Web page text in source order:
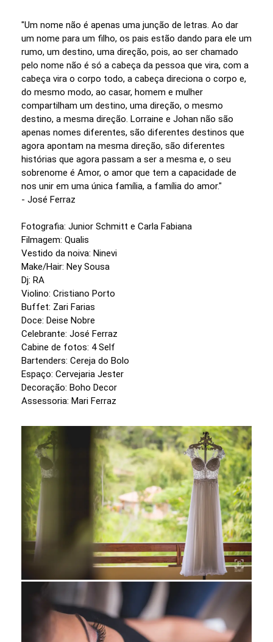
"Um nome não é apenas uma junção de letras. Ao dar
um nome para um filho, os pais estão dando para ele um
rumo, um destino, uma direção, pois, ao ser chamado
pelo nome não é só a cabeça da pessoa que vira, com a
cabeça vira o corpo todo, a cabeça direciona o corpo e,
do mesmo modo, ao casar, homem e mulher
compartilham um destino, uma direção, o mesmo
destino, a mesma direção. Lorraine e Johan não são
apenas nomes diferentes, são diferentes destinos que
agora apontam na mesma direção, são diferentes
histórias que agora passam a ser a mesma e, o seu
sobrenome é Amor, o amor que tem a capacidade de
nos unir em uma única família, a família do amor."
- José Ferraz
Fotografia: Junior Schmitt e Carla Fabiana
Filmagem: Qualis
Vestido da noiva: Ninevi
Make/Hair: Ney Sousa
Dj: RA
Violino: Cristiano Porto
Buffet: Zari Farias
Doce: Deise Nobre
Celebrante: José Ferraz
Cabine de fotos: 4 Self
Bartenders: Cereja do Bolo
Espaço: Cervejaria Jester
Decoração: Boho Decor
Assessoria: Mari Ferraz